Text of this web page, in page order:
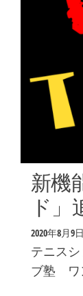
新機
ド」
2020年8月9日
テニスシ
ブ塾 ワ